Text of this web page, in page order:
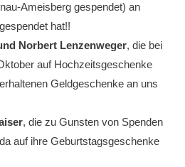
Ameisberg gespendet) an
hat!!
Norbert Lenzenweger, die bei
auf Hochzeitsgeschenke
Geldgeschenke an uns
, die zu Gunsten von Spenden
auf ihre Geburtstagsgeschenke